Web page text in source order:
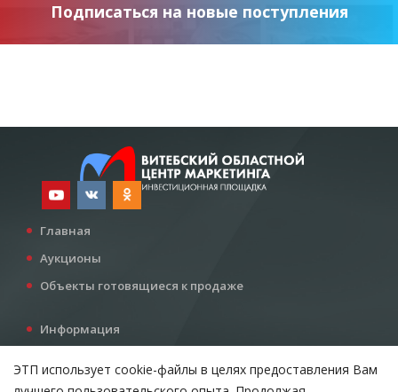
Подписаться на новые поступления
Главная
Аукционы
Объекты готовящиеся к продаже
Информация
Все для инвестора
ЭТП использует cookie-файлы в целях предоставления Вам